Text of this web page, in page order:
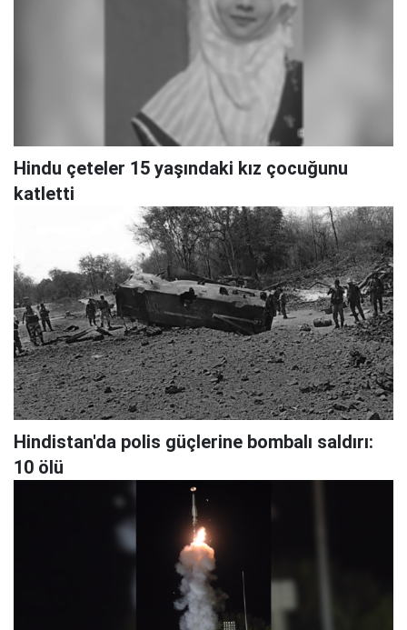
Hindu çeteler 15 yaşındaki kız çocuğunu
katletti
Hindistan'da polis güçlerine bombalı saldırı:
10 ölü